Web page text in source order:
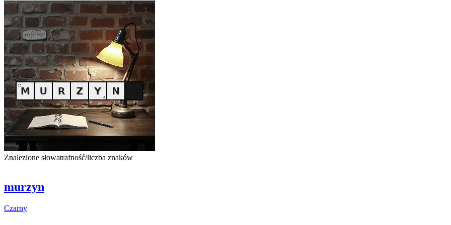
Znalezione słowatrafność/liczba znaków
murzyn
Czarny